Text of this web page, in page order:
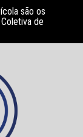
são os
de